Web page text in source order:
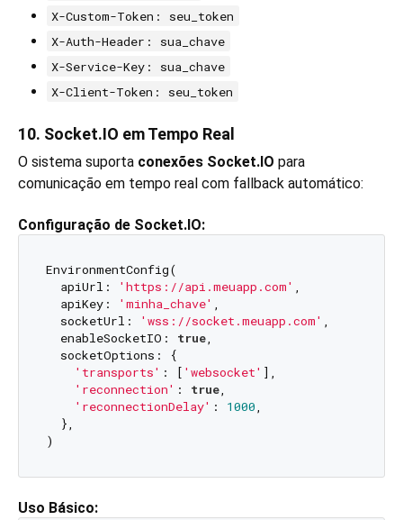
X-Custom-Token: seu_token
X-Auth-Header: sua_chave
X-Service-Key: sua_chave
X-Client-Token: seu_token
10. Socket.IO em Tempo Real
O sistema suporta conexões Socket.IO para
comunicação em tempo real com fallback automático:
Configuração de Socket.IO:
EnvironmentConfig(
  apiUrl:
'https://api.meuapp.com' ,
  apiKey:
'minha_chave' ,
  socketUrl:
'wss://socket.meuapp.com' ,
  enableSocketIO:
true,
  socketOptions: {
'transports' : [ 'websocket' ],
'reconnection' : true,
'reconnectionDelay' : 1000,
  },
Uso Básico: